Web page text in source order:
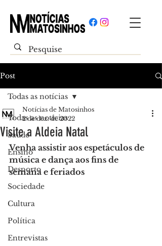
Post
Todas as notícias
Saúde
Ensino
Desporto
Sociedade
Cultura
Política
Entrevistas
Todas as notícias
Visite a Aldeia Natal
Notícias de Matosinhos
2 de dez. de 2022
Venha assistir aos espetáculos de
música e dança aos fins de
semana e feriados